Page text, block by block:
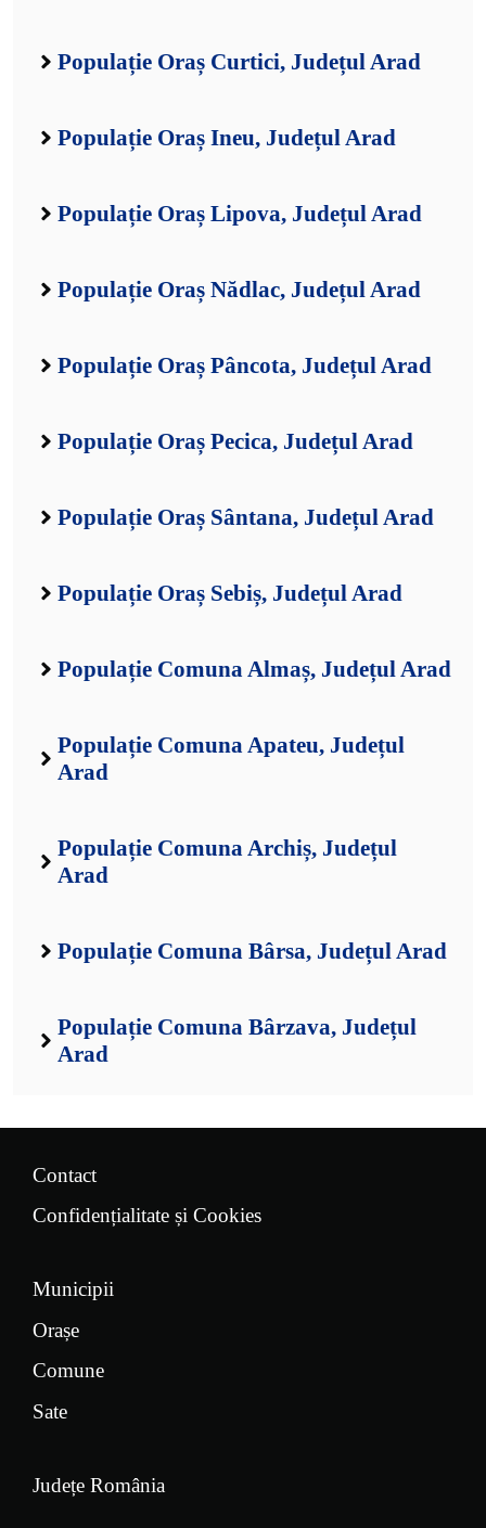
Populație Oraș Curtici, Județul Arad
Populație Oraș Ineu, Județul Arad
Populație Oraș Lipova, Județul Arad
Populație Oraș Nădlac, Județul Arad
Populație Oraș Pâncota, Județul Arad
Populație Oraș Pecica, Județul Arad
Populație Oraș Sântana, Județul Arad
Populație Oraș Sebiș, Județul Arad
Populație Comuna Almaș, Județul Arad
Populație Comuna Apateu, Județul
Arad
Populație Comuna Archiș, Județul
Arad
Populație Comuna Bârsa, Județul Arad
Populație Comuna Bârzava, Județul
Arad
Contact
Confidențialitate și Cookies
Municipii
Orașe
Comune
Sate
Județe România